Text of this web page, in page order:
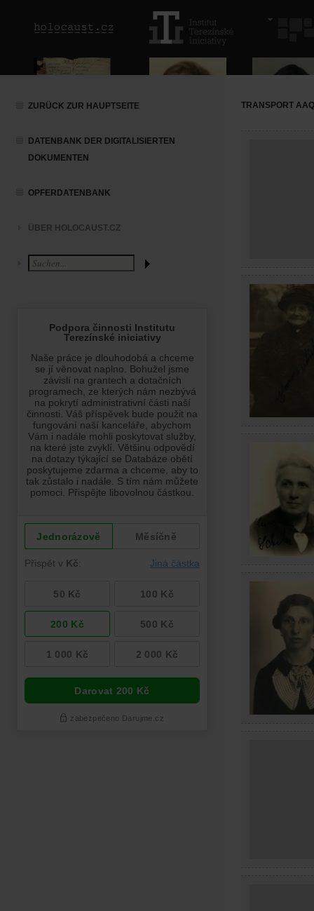
ZURÜCK ZUR HAUPTSEITE
DATENBANK DER DIGITALISIERTEN
DOKUMENTEN
OPFERDATENBANK
ÜBER HOLOCAUST.CZ
TRANSPORT